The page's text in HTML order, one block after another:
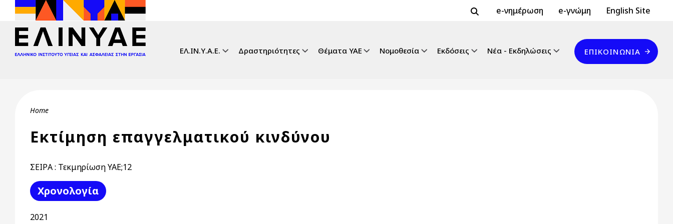
Skip to main content Header Top 2
e-νημέρωση e-γνώμη Header Top
English Site
ΕΛ.ΙΝ.Υ.Α.Ε. Δραστηριότητες Θέματα ΥΑΕ Νομοθεσία Εκδόσεις Νέα - Εκδηλώσεις
Επικοινωνία
ΕΠΙΚΟΙΝΩΝΊΑ
Breadcrumb
Home
Εκτίμηση επαγγελματικού κινδύνου
ΣΕΙΡΑ : Τεκμηρίωση ΥΑΕ;12
Χρονολογία
2021